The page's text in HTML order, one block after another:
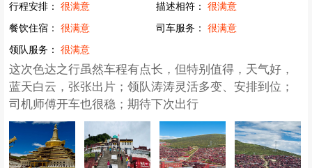
行程安排：很满意 描述相符： 很满意
餐饮住宿：很满意 司车服务： 很满意
领队服务：很满意
这次色达之行虽然车程有点长，但特别值得，天气好，
蓝天白云，张张出片；领队涛涛灵活多变、安排到位；
司机师傅开车也很稳；期待下次出行